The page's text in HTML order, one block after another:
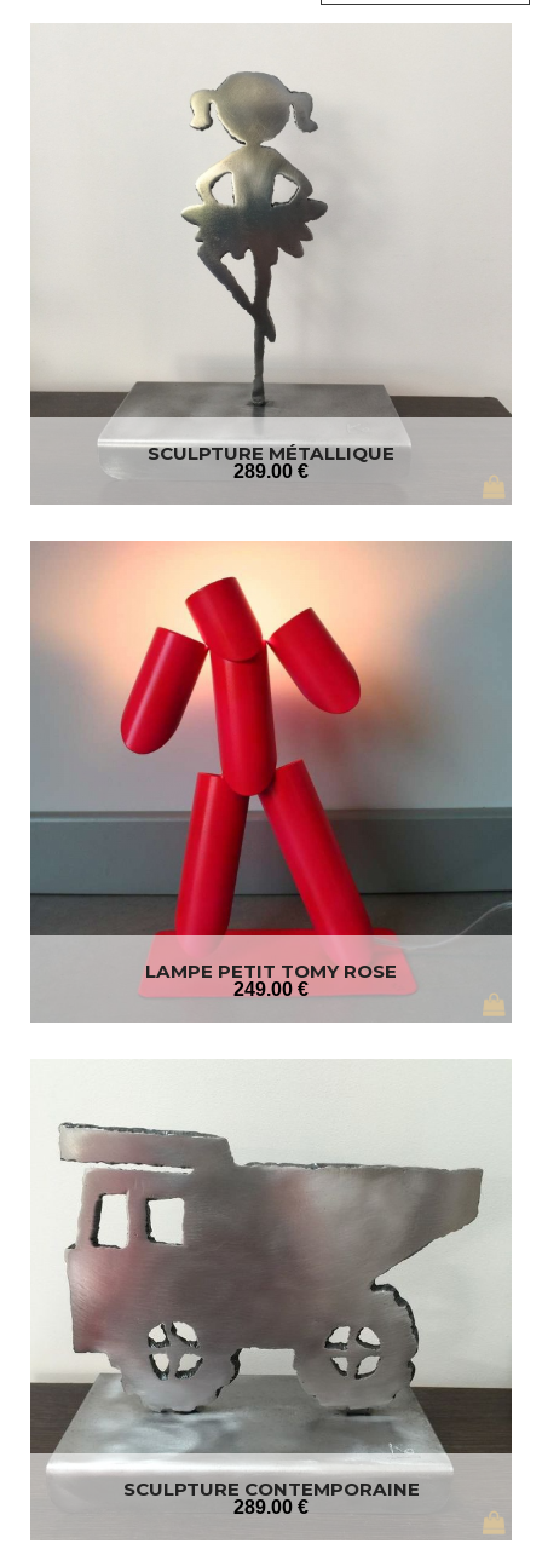
SCULPTURE MÉTALLIQUE
289.00 €
LAMPE PETIT TOMY ROSE
249.00 €
SCULPTURE CONTEMPORAINE
289.00 €